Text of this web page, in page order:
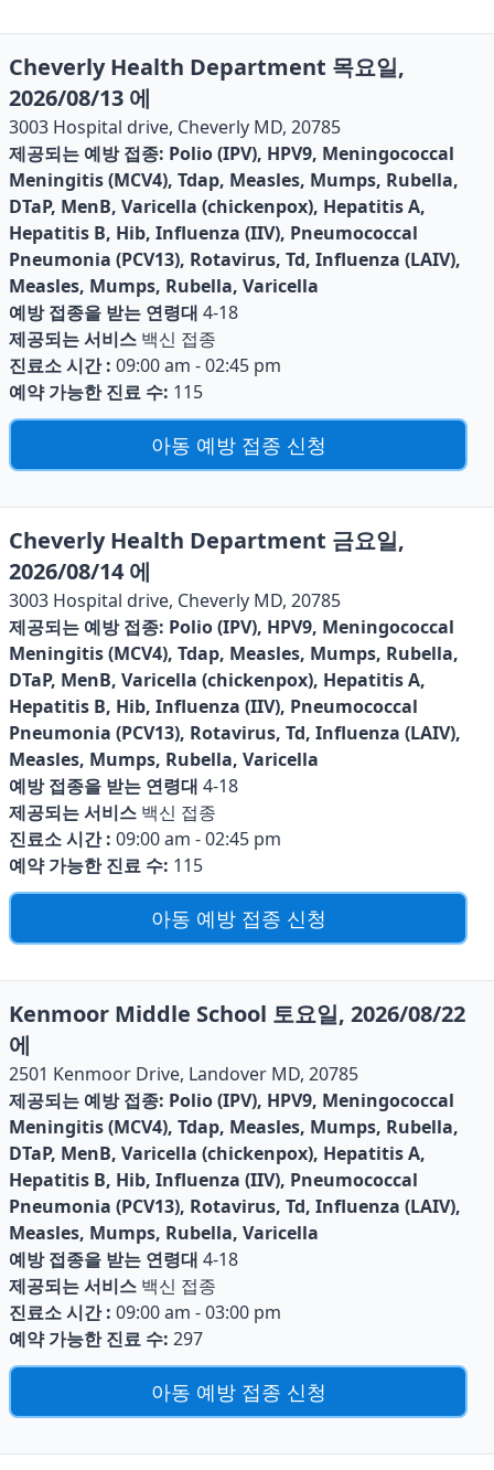
Cheverly Health Department 목요일,
2026/08/13 에
3003 Hospital drive, Cheverly MD, 20785
제공되는 예방 접종: Polio (IPV), HPV9, Meningococcal
Meningitis (MCV4), Tdap, Measles, Mumps, Rubella,
DTaP, MenB, Varicella (chickenpox), Hepatitis A,
Hepatitis B, Hib, Influenza (IIV), Pneumococcal
Pneumonia (PCV13), Rotavirus, Td, Influenza (LAIV),
Measles, Mumps, Rubella, Varicella
예방 접종을 받는 연령대 4-18
제공되는 서비스 백신 접종
진료소 시간 : 09:00 am - 02:45 pm
예약 가능한 진료 수: 115
아동 예방 접종 신청
Cheverly Health Department 금요일,
2026/08/14 에
3003 Hospital drive, Cheverly MD, 20785
제공되는 예방 접종: Polio (IPV), HPV9, Meningococcal
Meningitis (MCV4), Tdap, Measles, Mumps, Rubella,
DTaP, MenB, Varicella (chickenpox), Hepatitis A,
Hepatitis B, Hib, Influenza (IIV), Pneumococcal
Pneumonia (PCV13), Rotavirus, Td, Influenza (LAIV),
Measles, Mumps, Rubella, Varicella
예방 접종을 받는 연령대 4-18
제공되는 서비스 백신 접종
진료소 시간 : 09:00 am - 02:45 pm
예약 가능한 진료 수: 115
아동 예방 접종 신청
Kenmoor Middle School 토요일, 2026/08/22
에
2501 Kenmoor Drive, Landover MD, 20785
제공되는 예방 접종: Polio (IPV), HPV9, Meningococcal
Meningitis (MCV4), Tdap, Measles, Mumps, Rubella,
DTaP, MenB, Varicella (chickenpox), Hepatitis A,
Hepatitis B, Hib, Influenza (IIV), Pneumococcal
Pneumonia (PCV13), Rotavirus, Td, Influenza (LAIV),
Measles, Mumps, Rubella, Varicella
예방 접종을 받는 연령대 4-18
제공되는 서비스 백신 접종
진료소 시간 : 09:00 am - 03:00 pm
예약 가능한 진료 수: 297
아동 예방 접종 신청